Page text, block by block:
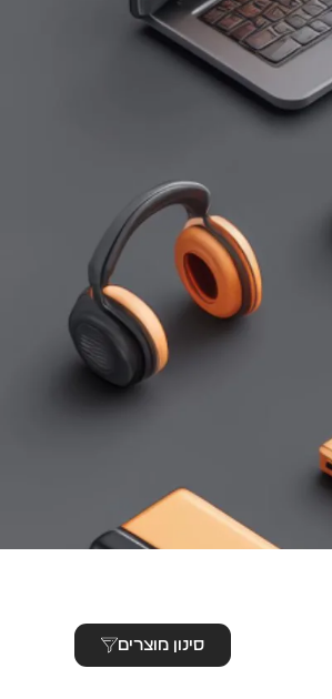
סינון מוצרים